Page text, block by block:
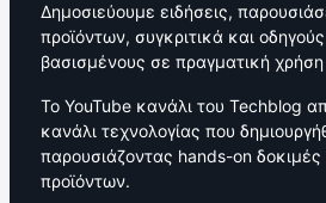
Δημοσιεύουμε ειδήσεις,
προϊόντων, συγκριτικά και
βασισμένους σε πραγματική χρήση
Το YouTube κανάλι του Techblog
κανάλι τεχνολογίας που
παρουσιάζοντας hands-on
προϊόντων.